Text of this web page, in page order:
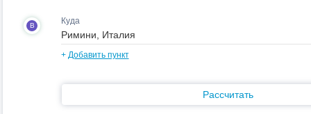
B Куда
+ Добавить пункт
Рассчитать